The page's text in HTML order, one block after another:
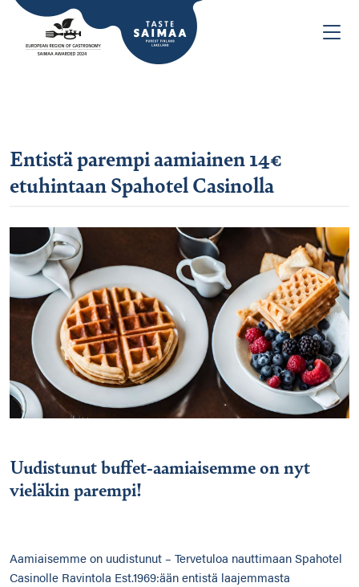
Entistä parempi aamiainen 14€
etuhintaan Spahotel Casinolla
Uudistunut buffet-aamiaisemme on nyt
vieläkin parempi!
Aamiaisemme on uudistunut – Tervetuloa nauttimaan Spahotel
Casinolle Ravintola Est.1969:ään entistä laajemmasta